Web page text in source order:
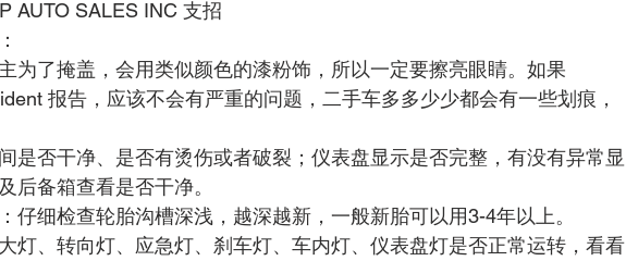
AUTO SALES INC 支招
为了掩盖，会用类似颜色的漆粉饰，所以一定要擦亮眼睛。如果
报告，应该不会有严重的问题，二手车多多少少都会有一些划痕，
是否干净、是否有烫伤或者破裂；仪表盘显示是否完整，有没有异常显
后备箱查看是否干净。
仔细检查轮胎沟槽深浅，越深越新，一般新胎可以用3-4年以上。
灯、转向灯、应急灯、刹车灯、车内灯、仪表盘灯是否正常运转，看看